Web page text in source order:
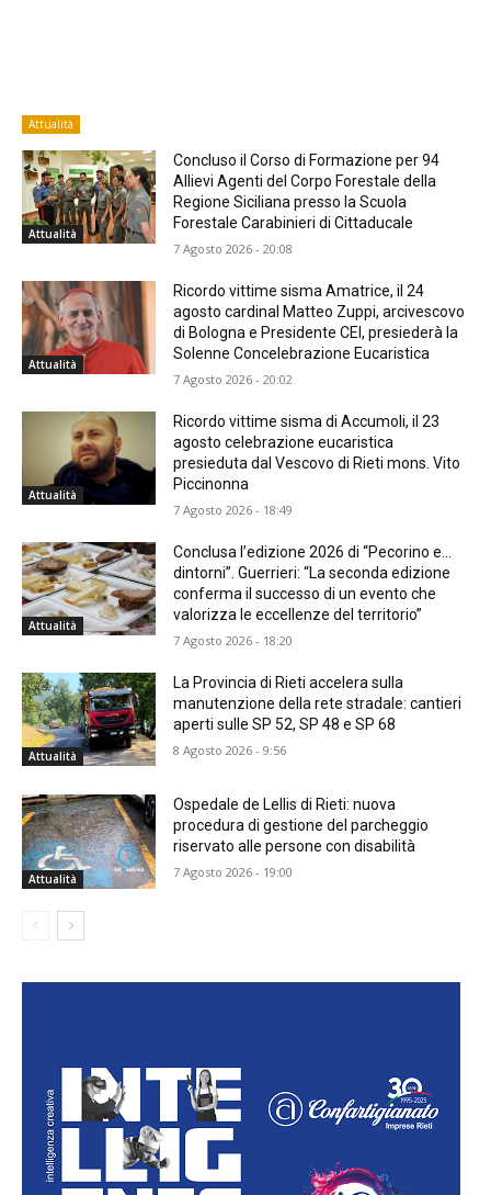
Attualità
Attualità
Concluso il Corso di Formazione per 94
Allievi Agenti del Corpo Forestale della
Regione Siciliana presso la Scuola
Forestale Carabinieri di Cittaducale
7 Agosto 2026 - 20:08
Attualità
Ricordo vittime sisma Amatrice, il 24
agosto cardinal Matteo Zuppi, arcivescovo
di Bologna e Presidente CEI, presiederà la
Solenne Concelebrazione Eucaristica
7 Agosto 2026 - 20:02
Attualità
Ricordo vittime sisma di Accumoli, il 23
agosto celebrazione eucaristica
presieduta dal Vescovo di Rieti mons. Vito
Piccinonna
7 Agosto 2026 - 18:49
Attualità
Conclusa l’edizione 2026 di “Pecorino e…
dintorni”. Guerrieri: “La seconda edizione
conferma il successo di un evento che
valorizza le eccellenze del territorio”
7 Agosto 2026 - 18:20
Attualità
La Provincia di Rieti accelera sulla
manutenzione della rete stradale: cantieri
aperti sulle SP 52, SP 48 e SP 68
8 Agosto 2026 - 9:56
Attualità
Ospedale de Lellis di Rieti: nuova
procedura di gestione del parcheggio
riservato alle persone con disabilità
7 Agosto 2026 - 19:00